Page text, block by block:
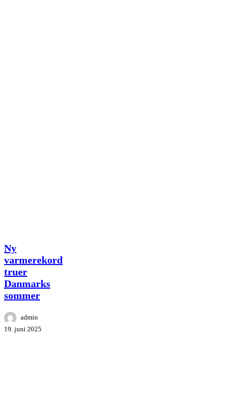
Ny
varmerekord
truer
Danmarks
sommer
Ny
varmerekord
truer
Danmarks
sommer
admin
19. juni 2025